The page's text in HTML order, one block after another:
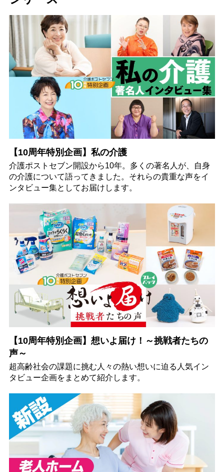
【10周年特別企画】私の介護
介護ポストセブン開設から10年。多くの著名人が、自身
の介護について語ってきました。それらの貴重な声をイ
ンタビュー集としてお届けします。
【10周年特別企画】想いよ届け！～挑戦者たちの
声～
超高齢社会の課題に挑む人々の熱い想いに迫る人気イン
タビュー企画をまとめて紹介します。